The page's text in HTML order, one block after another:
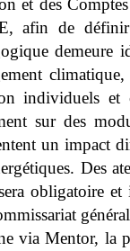
et des
afin de
demeure
individuels
sur des
un impact
Des
obligatoire
via Mentor, la